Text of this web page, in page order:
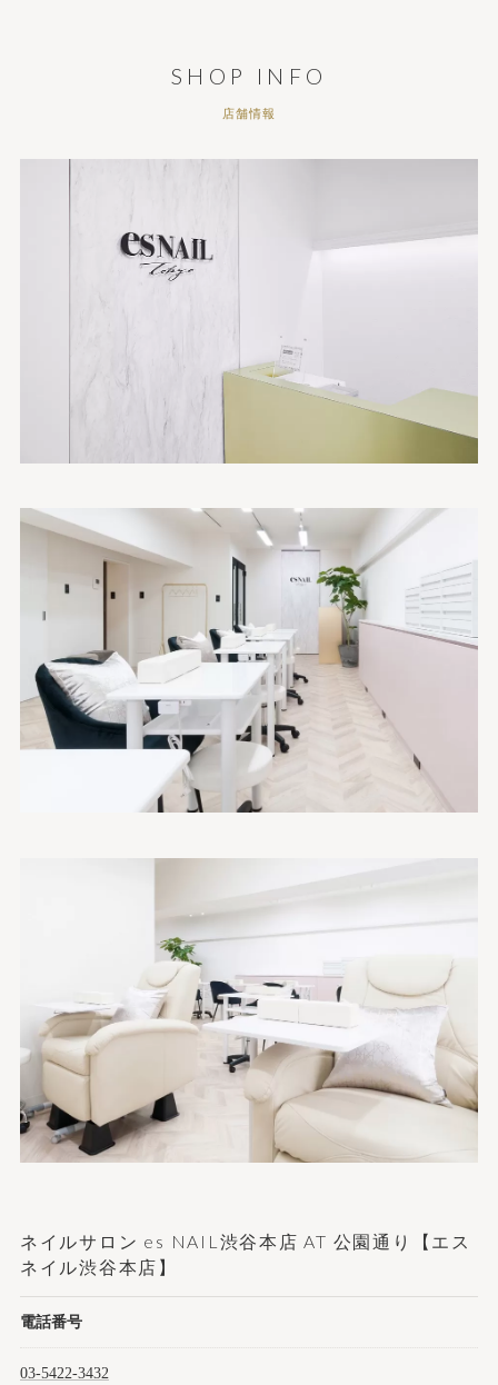
店舗情報
SHOP INFO
ネイルサロン es NAIL渋谷本店 AT 公園通り【エス
ネイル渋谷本店】
電話番号
03-5422-3432